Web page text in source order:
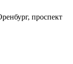
проспект